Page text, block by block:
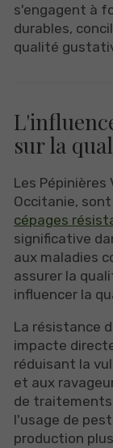
s'engagent à
durables,
qualité
sur la
Les
Occitanie,
cépages
significative
aux maladies
assurer la
influencer la
La résistance
impacte
réduisant la
et aux
de
l'usage de
production